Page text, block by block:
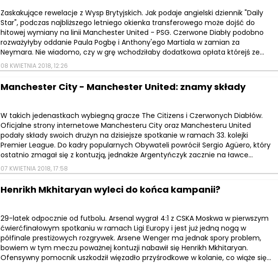
Zaskakujące rewelacje z Wysp Brytyjskich. Jak podaje angielski dziennik "Daily
Star", podczas najbliższego letniego okienka transferowego może dojść do
hitowej wymiany na linii Manchester United - PSG. Czerwone Diabły podobno
rozważyłyby oddanie Paula Pogbę i Anthony'ego Martiala w zamian za
Neymara. Nie wiadomo, czy w grę wchodziłaby dodatkowa opłata którejś ze...
08 KWIETNIA 2018, 12:26
Manchester City - Manchester United: znamy składy
W takich jedenastkach wybiegną gracze The Citizens i Czerwonych Diabłów.
Oficjalne strony internetowe Manchesteru City oraz Manchesteru United
podały składy swoich drużyn na dzisiejsze spotkanie w ramach 33. kolejki
Premier League. Do kadry popularnych Obywateli powrócił Sergio Agüero, który
ostatnio zmagał się z kontuzją, jednakże Argentyńczyk zacznie na ławce...
07 KWIETNIA 2018, 17:58
Henrikh Mkhitaryan wyleci do końca kampanii?
29-latek odpocznie od futbolu. Arsenal wygrał 4:1 z CSKA Moskwa w pierwszym
ćwierćfinałowym spotkaniu w ramach Ligi Europy i jest już jedną nogą w
półfinale prestiżowych rozgrywek. Arsene Wenger ma jednak spory problem,
bowiem w tym meczu poważnej kontuzji nabawił się Henrikh Mkhitaryan.
Ofensywny pomocnik uszkodził więzadło przyśrodkowe w kolanie, co wiąże się...